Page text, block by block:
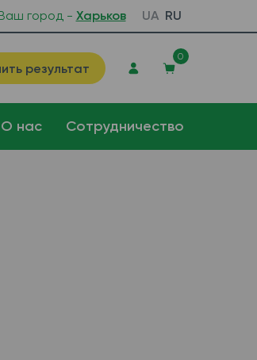
город - Харьков UA RU
результат
0
О нас Сотрудничество